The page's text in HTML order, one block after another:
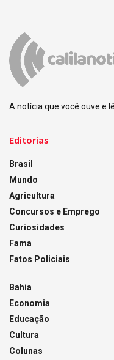
A notícia que você ouve e lê.
Editorias
Brasil
Mundo
Agricultura
Concursos e Emprego
Curiosidades
Fama
Fatos Policiais
Bahia
Economia
Educação
Cultura
Colunas